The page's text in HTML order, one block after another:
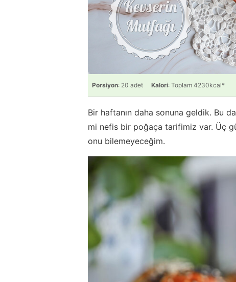
Porsiyon: 20 adet Kalori: Toplam 4230kcal*
Bir haftanın daha sonuna geldik. Bu
mi nefis bir poğaça tarifimiz var. Üç
onu bilemeyeceğim.